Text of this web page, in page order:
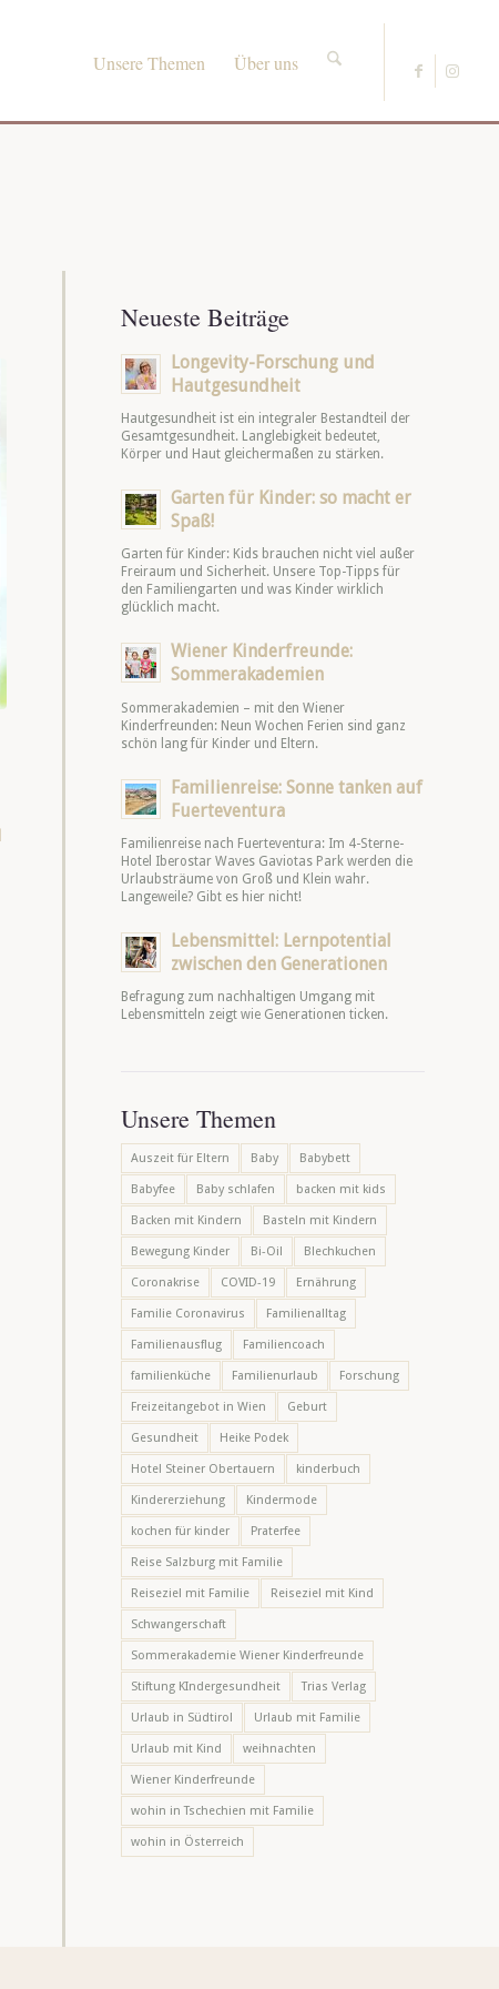
Unsere Themen Über uns
Neueste Beiträge
Longevity-Forschung und
Hautgesundheit
Hautgesundheit ist ein integraler Bestandteil der
Gesamtgesundheit. Langlebigkeit bedeutet,
Körper und Haut gleichermaßen zu stärken.
Garten für Kinder: so macht er
Spaß!
Garten für Kinder: Kids brauchen nicht viel außer
Freiraum und Sicherheit. Unsere Top-Tipps für
den Familiengarten und was Kinder wirklich
glücklich macht.
Wiener Kinderfreunde:
Sommerakademien
Sommerakademien – mit den Wiener
Kinderfreunden: Neun Wochen Ferien sind ganz
schön lang für Kinder und Eltern.
Familienreise: Sonne tanken auf
Fuerteventura
Familienreise nach Fuerteventura: Im 4-Sterne-
Hotel Iberostar Waves Gaviotas Park werden die
Urlaubsträume von Groß und Klein wahr.
Langeweile? Gibt es hier nicht!
Lebensmittel: Lernpotential
zwischen den Generationen
Befragung zum nachhaltigen Umgang mit
Lebensmitteln zeigt wie Generationen ticken.
Unsere Themen
Auszeit für Eltern Baby Babybett
Babyfee Baby schlafen backen mit kids
Backen mit Kindern Basteln mit Kindern
Bewegung Kinder Bi-Oil Blechkuchen
Coronakrise COVID-19 Ernährung
Familie Coronavirus Familienalltag
Familienausflug Familiencoach
familienküche Familienurlaub Forschung
Freizeitangebot in Wien Geburt
Gesundheit Heike Podek
Hotel Steiner Obertauern kinderbuch
Kindererziehung Kindermode
kochen für kinder Praterfee
Reise Salzburg mit Familie
Reiseziel mit Familie Reiseziel mit Kind
Schwangerschaft
Sommerakademie Wiener Kinderfreunde
Stiftung KIndergesundheit Trias Verlag
Urlaub in Südtirol Urlaub mit Familie
Urlaub mit Kind weihnachten
Wiener Kinderfreunde
wohin in Tschechien mit Familie
wohin in Österreich